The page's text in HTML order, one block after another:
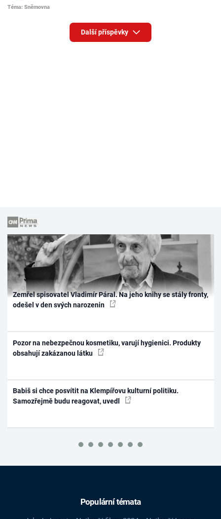
Téma: Sněmovna
Další příspěvky
Zemřel spisovatel Vladimír Páral. Na jeho knihy se stály fronty,
odešel v den svých narozenin
Pozor na nebezpečnou kosmetiku, varují hygienici. Produkty
obsahují zakázanou látku
Babiš si chce posvítit na Klempířovu kulturní politiku.
Samozřejmě budu reagovat, uvedl
Populární témata